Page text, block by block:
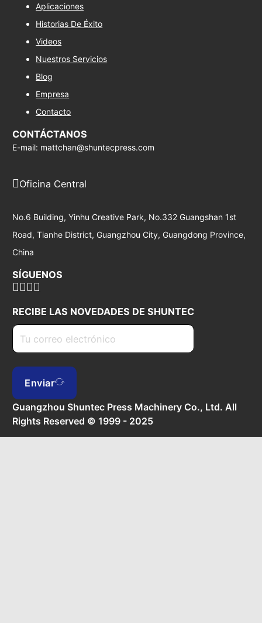
Aplicaciones
Historias De Éxito
Videos
Nuestros Servicios
Blog
Empresa
Contacto
CONTÁCTANOS
E-mail: mattchan@shuntecpress.com
Oficina Central
No.6 Building, Yinhu Creative Park, No.332 Guangshan 1st
Road, Tianhe District, Guangzhou City, Guangdong Province,
China
SÍGUENOS
RECIBE LAS NOVEDADES DE SHUNTEC
Enviar
Guangzhou Shuntec Press Machinery Co., Ltd. All
Rights Reserved © 1999 - 2025